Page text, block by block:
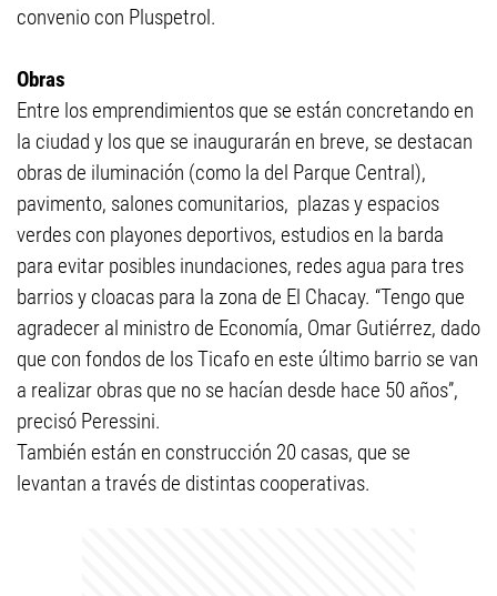
convenio con Pluspetrol.
Obras
Entre los emprendimientos que se están concretando en
la ciudad y los que se inaugurarán en breve, se destacan
obras de iluminación (como la del Parque Central),
pavimento, salones comunitarios, plazas y espacios
verdes con playones deportivos, estudios en la barda
para evitar posibles inundaciones, redes agua para tres
barrios y cloacas para la zona de El Chacay. “Tengo que
agradecer al ministro de Economía, Omar Gutiérrez, dado
que con fondos de los Ticafo en este último barrio se van
a realizar obras que no se hacían desde hace 50 años”,
precisó Peressini.
También están en construcción 20 casas, que se
levantan a través de distintas cooperativas.